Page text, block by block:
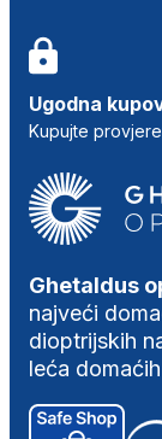
Ugodna
Kupujte
Ghetaldus
najveći
dioptrijskih
leća